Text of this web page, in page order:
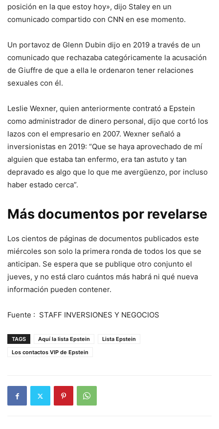
posición en la que estoy hoy», dijo Staley en un
comunicado compartido con CNN en ese momento.
Un portavoz de Glenn Dubin dijo en 2019 a través de un
comunicado que rechazaba categóricamente la acusación
de Giuffre de que a ella le ordenaron tener relaciones
sexuales con él.
Leslie Wexner, quien anteriormente contrató a Epstein
como administrador de dinero personal, dijo que cortó los
lazos con el empresario en 2007. Wexner señaló a
inversionistas en 2019: “Que se haya aprovechado de mí
alguien que estaba tan enfermo, era tan astuto y tan
depravado es algo que lo que me avergüenzo, por incluso
haber estado cerca”.
Más documentos por revelarse
Los cientos de páginas de documentos publicados este
miércoles son solo la primera ronda de todos los que se
anticipan. Se espera que se publique otro conjunto el
jueves, y no está claro cuántos más habrá ni qué nueva
información pueden contener.
Fuente : STAFF INVERSIONES Y NEGOCIOS
TAGS Aquí la lista Epstein
Lista Epstein
Los contactos VIP de Epstein